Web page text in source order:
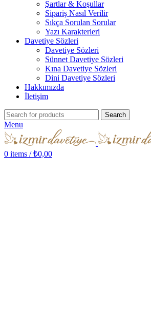
Şartlar & Koşullar
Sipariş Nasıl Verilir
Sıkça Sorulan Sorular
Yazı Karakterleri
Davetiye Sözleri
Davetiye Sözleri
Sünnet Davetiye Sözleri
Kına Davetiye Sözleri
Dini Davetiye Sözleri
Hakkımızda
İletişim
Search
Menu
0 items / ₺0,00